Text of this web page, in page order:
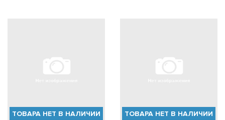
ТОВАРА НЕТ В НАЛИЧИИ ТОВАРА НЕТ В НАЛИЧИИ